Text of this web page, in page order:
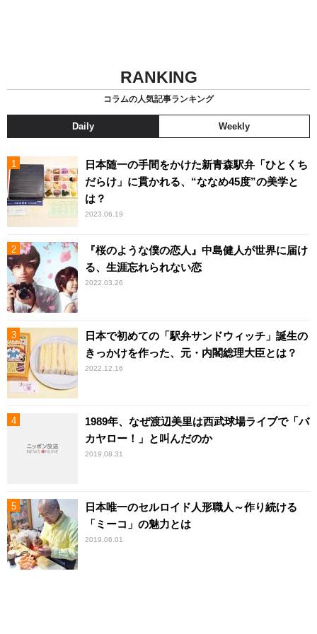
RANKING
コラムの人気記事ランキング
Daily Weekly
日本随一の手間をかけた新青森駅弁「ひとくち
だらけ」に貫かれる、“ななめ45度”の美学と
は？
2023.06.19
『桜のような僕の恋人』中島健人が世界に届け
る、生涯忘れられない恋
2022.03.26
日本で初めての「駅弁サンドウィッチ」誕生の
きっかけを作った、元・内閣総理大臣とは？
2022.12.16
1989年、なぜ渡辺美里は西武球場ライブで「バ
カヤロー！」と叫んだのか
2019.08.31
日本唯一のセルロイド人形職人～作り続ける
「ミーコ」の魅力とは
2019.06.01